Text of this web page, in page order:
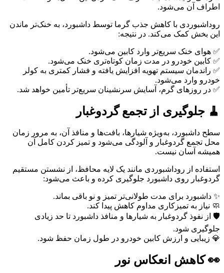
اطراف آن می‌شود.
روداشبوردی با کاهش جذب گرما توسط داشبورد، به خنک‌تر ماندن
این بخش کمک می‌کند. در نتیجه:
✅ هوای خنک سریع‌تر وارد کابین می‌شود.
✅ کابین خودرو در مدت زمان کوتاه‌تری خنک می‌شود.
✅ راندمان سیستم تهویه افزایش یافته و فشار کمتری به کولر
خودرو وارد می‌شود.
✅ در روزهای گرم، آسایش سرنشینان سریع‌تر تأمین خواهد شد.
🧹 جلوگیری از تجمع گردوغبار
سطح داشبورد، به‌ویژه شیارها، بافت‌ها و منافذ آن، به مرور زمان
محل تجمع گردوغبار و آلودگی می‌شود و تمیز کردن کامل آن
همیشه آسان نیست.
استفاده از روداشبوردی مانند یک لایه محافظ، از نشستن مستقیم
گردوغبار روی داشبورد جلوگیری کرده و باعث می‌شود:
✨ داشبورد برای مدت طولانی‌تر تمیز و نو باقی بماند.
🧼 نیاز به تمیزکاری مداوم کاهش پیدا کند.
🛡️ از نفوذ گردوغبار به شیارها و منافذ داشبورد تا حد زیادی
جلوگیری شود.
💎 زیبایی و ارزش کابین خودرو در طول زمان حفظ شود.
👀 کاهش انعکاس نور